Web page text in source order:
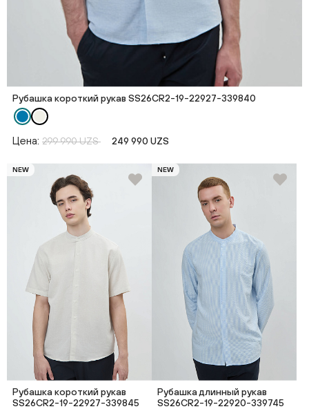
Рубашка короткий рукав SS26CR2-19-22927-339840
Цена: 299 990 UZS 249 990 UZS
NEW
Рубашка короткий рукав
SS26CR2-19-22927-339845
NEW
Рубашка длинный рукав
SS26CR2-19-22920-339745